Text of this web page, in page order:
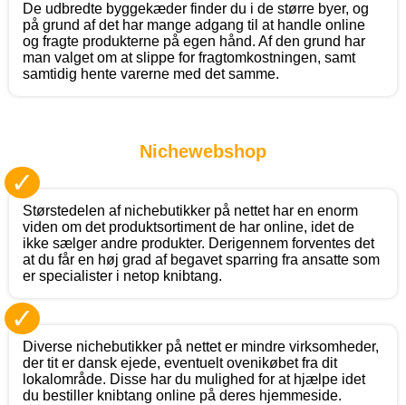
De udbredte byggekæder finder du i de større byer, og
på grund af det har mange adgang til at handle online
og fragte produkterne på egen hånd. Af den grund har
man valget om at slippe for fragtomkostningen, samt
samtidig hente varerne med det samme.
Nichewebshop
✓
Størstedelen af nichebutikker på nettet har en enorm
viden om det produktsortiment de har online, idet de
ikke sælger andre produkter. Derigennem forventes det
at du får en høj grad af begavet sparring fra ansatte som
er specialister i netop knibtang.
✓
Diverse nichebutikker på nettet er mindre virksomheder,
der tit er dansk ejede, eventuelt ovenikøbet fra dit
lokalområde. Disse har du mulighed for at hjælpe idet
du bestiller knibtang online på deres hjemmeside.